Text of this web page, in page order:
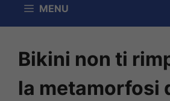
MENU
Bikini non ti
la metamorfosi